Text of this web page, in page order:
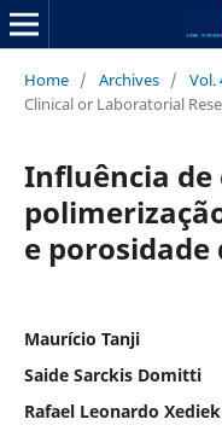
Home / Archives / Vol.
Clinical or Laboratorial
Influência de
e porosidade
Maurício Tanji
Saide Sarckis Domitti
Rafael Leonardo